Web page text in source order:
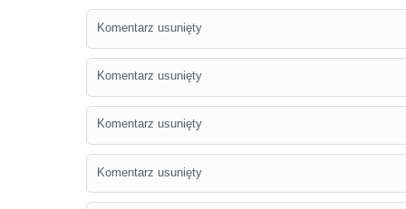
Komentarz usunięty
Komentarz usunięty
Komentarz usunięty
Komentarz usunięty